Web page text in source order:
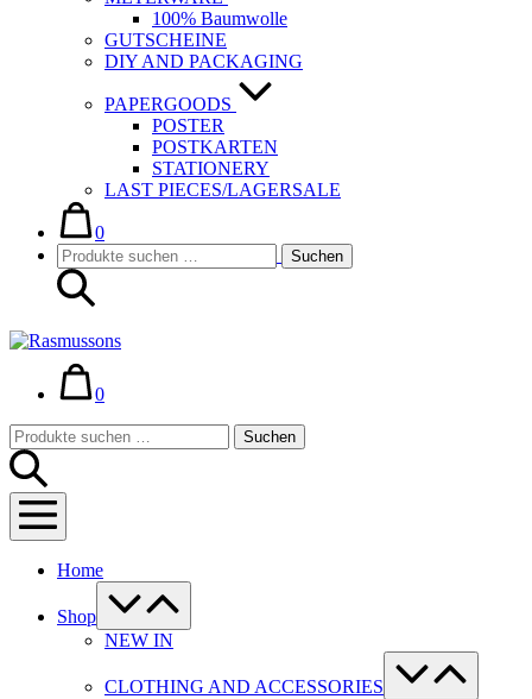
100% Baumwolle
GUTSCHEINE
DIY AND PACKAGING
PAPERGOODS
POSTER
POSTKARTEN
STATIONERY
LAST PIECES/LAGERSALE
Warenkorb
0im
Warenkorb
Suche-
Schalter
Suchen
nach:
Suchen
Warenkorb
0im
Suche-
Schalter
Suchen
nach:
Suchen
Menü-
Schalter
Home
Shop
Menü-
Schalter
NEW IN
CLOTHING AND ACCESSORIES
Menü-
Schalter